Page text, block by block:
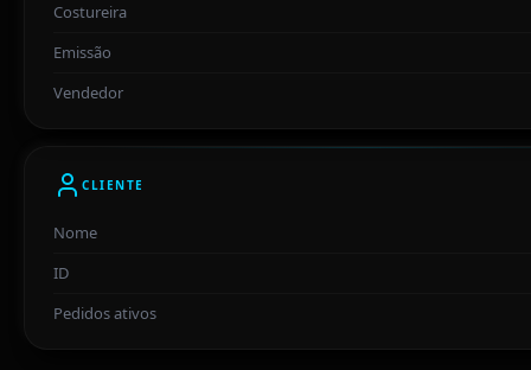
Costureira
Emissão
Vendedor
CLIENTE
Nome
ID
Pedidos ativos